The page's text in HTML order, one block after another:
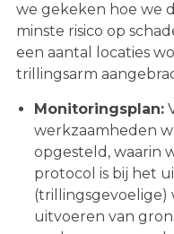
we gekeken hoe we
minste risico op
een aantal locaties
trillingsarm
Monitoringsplan:
werkzaamheden
opgesteld, waarin
protocol is bij het
(trillingsgevoelige)
uitvoeren van